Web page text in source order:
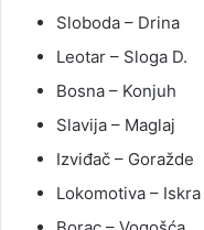
Sloboda – Drina
Leotar – Sloga D.
Bosna – Konjuh
Slavija – Maglaj
Izviđač – Goražde
Lokomotiva – Iskra